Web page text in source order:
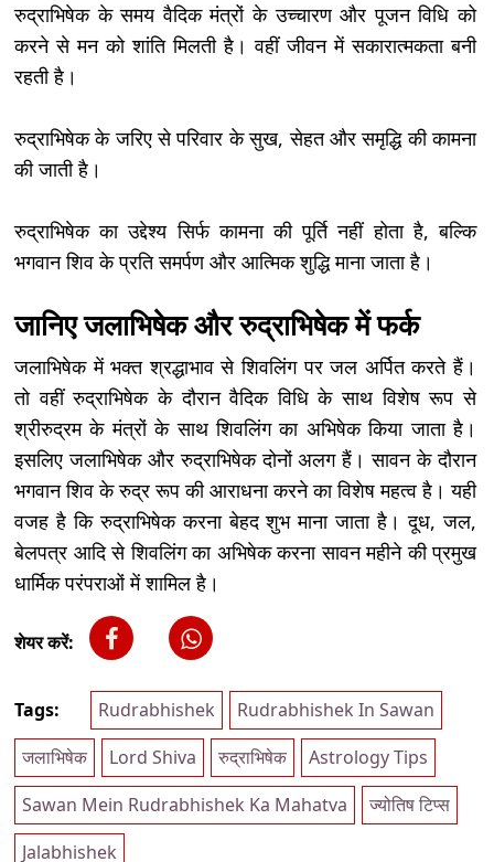
रुद्राभिषेक के समय वैदिक मंत्रों के उच्चारण और पूजन विधि को
करने से मन को शांति मिलती है। वहीं जीवन में सकारात्मकता बनी
रहती है।
रुद्राभिषेक के जरिए से परिवार के सुख, सेहत और समृद्धि की कामना
की जाती है।
रुद्राभिषेक का उद्देश्य सिर्फ कामना की पूर्ति नहीं होता है, बल्कि
भगवान शिव के प्रति समर्पण और आत्मिक शुद्धि माना जाता है।
जानिए जलाभिषेक और रुद्राभिषेक में फर्क
जलाभिषेक में भक्त श्रद्धाभाव से शिवलिंग पर जल अर्पित करते हैं।
तो वहीं रुद्राभिषेक के दौरान वैदिक विधि के साथ विशेष रूप से
श्रीरुद्रम के मंत्रों के साथ शिवलिंग का अभिषेक किया जाता है।
इसलिए जलाभिषेक और रुद्राभिषेक दोनों अलग हैं। सावन के दौरान
भगवान शिव के रुद्र रूप की आराधना करने का विशेष महत्व है। यही
वजह है कि रुद्राभिषेक करना बेहद शुभ माना जाता है। दूध, जल,
बेलपत्र आदि से शिवलिंग का अभिषेक करना सावन महीने की प्रमुख
धार्मिक परंपराओं में शामिल है।
शेयर करें:
Tags: Rudrabhishek
Rudrabhishek In Sawan
जलाभिषेक
Lord Shiva रुद्राभिषेक
Astrology Tips
Sawan Mein Rudrabhishek Ka Mahatva
ज्योतिष टिप्स
Jalabhishek